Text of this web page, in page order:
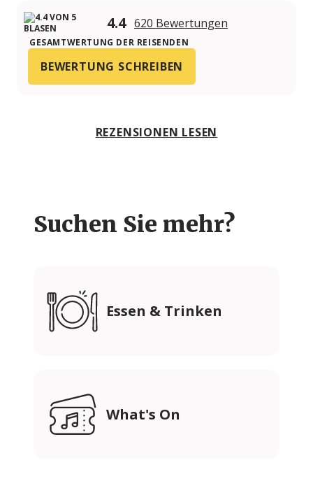
4.4 620 Bewertungen
GESAMTWERTUNG DER REISENDEN
BEWERTUNG SCHREIBEN
REZENSIONEN LESEN
Suchen Sie mehr?
Essen & Trinken
What's On